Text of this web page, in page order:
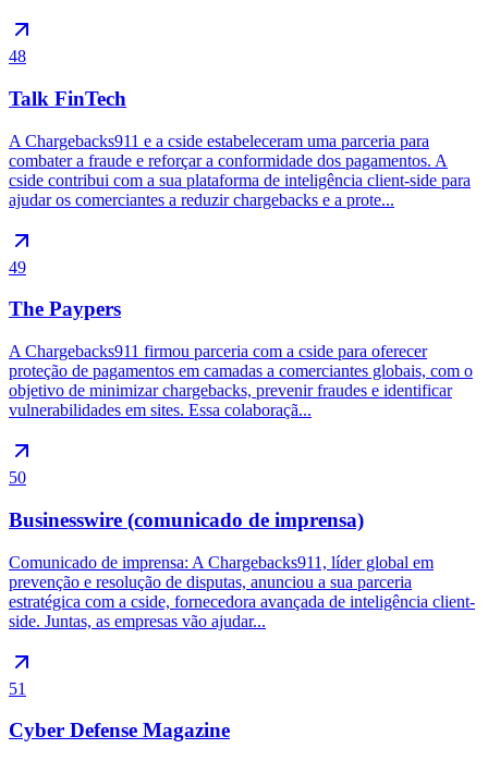
48
Talk FinTech
A Chargebacks911 e a cside estabeleceram uma parceria para
combater a fraude e reforçar a conformidade dos pagamentos. A
cside contribui com a sua plataforma de inteligência client-side para
ajudar os comerciantes a reduzir chargebacks e a prote...
49
The Paypers
A Chargebacks911 firmou parceria com a cside para oferecer
proteção de pagamentos em camadas a comerciantes globais, com o
objetivo de minimizar chargebacks, prevenir fraudes e identificar
vulnerabilidades em sites. Essa colaboraçã...
50
Businesswire (comunicado de imprensa)
Comunicado de imprensa: A Chargebacks911, líder global em
prevenção e resolução de disputas, anunciou a sua parceria
estratégica com a cside, fornecedora avançada de inteligência client-
side. Juntas, as empresas vão ajudar...
51
Cyber Defense Magazine